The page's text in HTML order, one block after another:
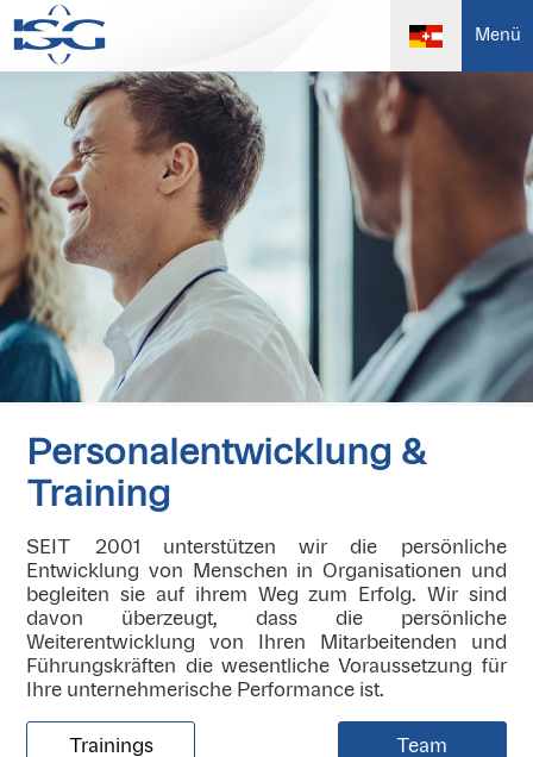
Menü
Personalentwicklung &
Training
SEIT 2001 unterstützen wir die persönliche
Entwicklung von Menschen in Organisationen und
begleiten sie auf ihrem Weg zum Erfolg. Wir sind
davon überzeugt, dass die persönliche
Weiterentwicklung von Ihren Mitarbeitenden und
Führungskräften die wesentliche Voraussetzung für
Ihre unternehmerische Performance ist.
Trainings Team